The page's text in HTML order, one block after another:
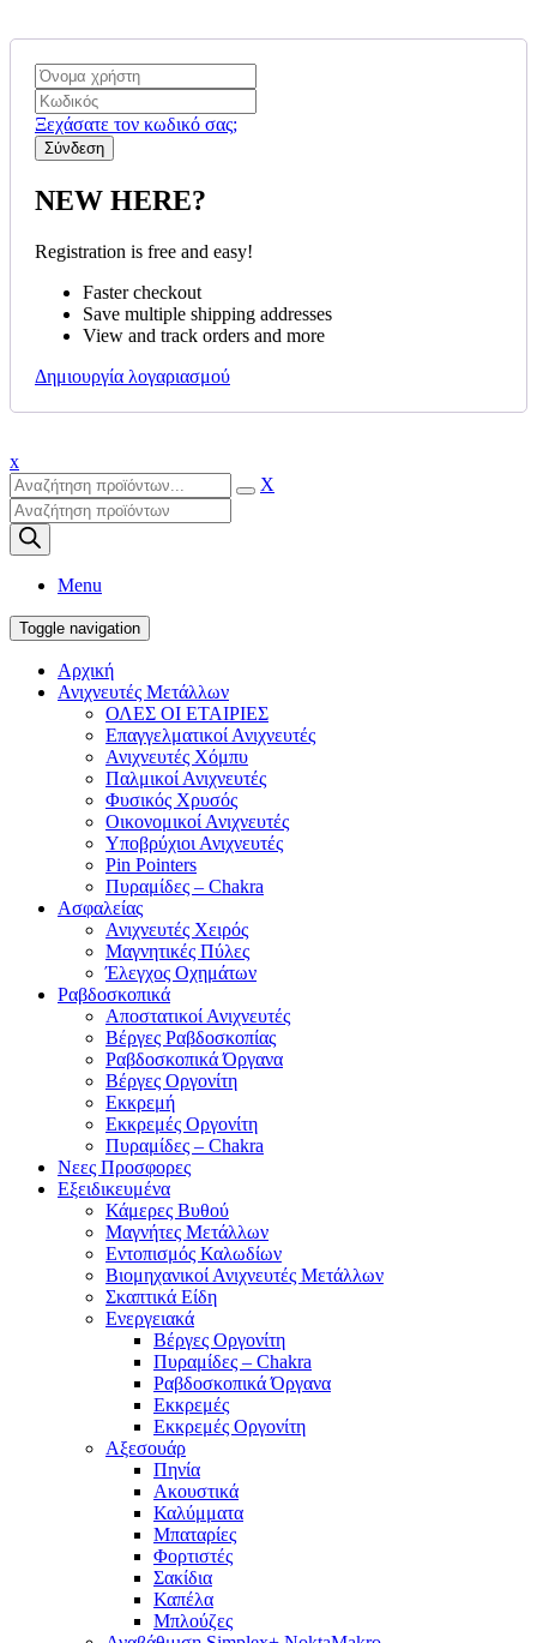
Ξεχάσατε τον κωδικό σας;
NEW HERE?
Registration is free and easy!
Faster checkout
Save multiple shipping addresses
View and track orders and more
Δημιουργία λογαριασμού
x
X
Products
search
Menu
Toggle navigation
Αρχική
Ανιχνευτές Μετάλλων
ΟΛΕΣ ΟΙ ΕΤΑΙΡΙΕΣ
Επαγγελματικοί Ανιχνευτές
Ανιχνευτές Χόμπυ
Παλμικοί Ανιχνευτές
Φυσικός Χρυσός
Οικονομικοί Ανιχνευτές
Υποβρύχιοι Ανιχνευτές
Pin Pointers
Πυραμίδες – Chakra
Ασφαλείας
Ανιχνευτές Χειρός
Μαγνητικές Πύλες
Έλεγχος Οχημάτων
Ραβδοσκοπικά
Αποστατικοί Ανιχνευτές
Βέργες Ραβδοσκοπίας
Ραβδοσκοπικά Όργανα
Βέργες Οργονίτη
Εκκρεμή
Εκκρεμές Οργονίτη
Πυραμίδες – Chakra
Νεες Προσφορες
Εξειδικευμένα
Κάμερες Βυθού
Μαγνήτες Μετάλλων
Εντοπισμός Καλωδίων
Βιομηχανικοί Ανιχνευτές Μετάλλων
Σκαπτικά Είδη
Ενεργειακά
Βέργες Οργονίτη
Πυραμίδες – Chakra
Ραβδοσκοπικά Όργανα
Εκκρεμές
Εκκρεμές Οργονίτη
Αξεσουάρ
Πηνία
Ακουστικά
Καλύμματα
Μπαταρίες
Φορτιστές
Σακίδια
Καπέλα
Μπλούζες